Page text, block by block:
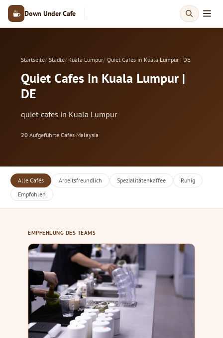
Down Under Cafe
Startseite Städte Kuala Lumpur Quiet Cafes in Kuala Lumpur | DE
Quiet Cafes in Kuala Lumpur |
DE
quiet-cafes in Kuala Lumpur
20 Aufgeführte Cafés·Malaysia
Alle Cafés Arbeitsfreundlich Spezialitätenkaffee
Ruhig
Empfohlen
EMPFEHLUNG DES TEAMS